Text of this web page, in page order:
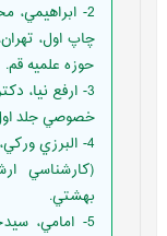
چاپ اول،
حوزه علميه قم.
خصوصي جلد
(كارشناسي
بهشتي.